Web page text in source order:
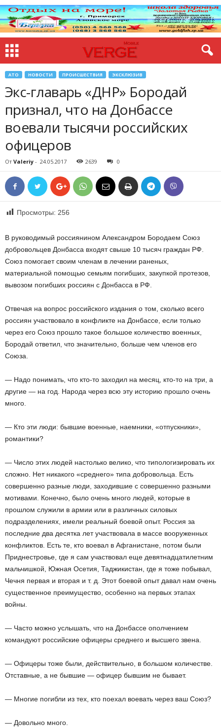
АТО НОВОСТИ ПРОИСШЕСТВИЯ ЭКСКЛЮЗИВ
Экс-главарь «ДНР» Бородай
признал, что на Донбассе
воевали тысячи российских
офицеров
От Valeriy - 24.05.2017 2639 0
Просмотры: 256
В руководимый россиянином Александром Бородаем Союз
добровольцев Донбасса входят свыше 10 тысяч граждан РФ.
Союз помогает своим членам в лечении раненых,
материальной помощью семьям погибших, закупкой протезов,
вывозом погибших россиян с Донбасса в РФ.
Отвечая на вопрос российского издания о том, сколько всего
россиян участвовало в конфликте на Донбассе, если только
через его Союз прошло такое большое количество военных,
Бородай ответил, что значительно, больше чем членов его
Союза.
— Надо понимать, что кто-то заходил на месяц, кто-то на три, а
другие — на год. Народа через всю эту историю прошло очень
много.
— Кто эти люди: бывшие военные, наемники, «отпускники»,
романтики?
— Число этих людей настолько велико, что типологизировать их
сложно. Нет никакого «среднего» типа добровольца. Есть
совершенно разные люди, заходившие с совершенно разными
мотивами. Конечно, было очень много людей, которые в
прошлом служили в армии или в различных силовых
подразделениях, имели реальный боевой опыт. Россия за
последние два десятка лет участвовала в массе вооруженных
конфликтов. Есть те, кто воевал в Афганистане, потом были
Приднестровье, где я сам участвовал еще девятнадцатилетним
мальчишкой, Южная Осетия, Таджикистан, где я тоже побывал,
Чечня первая и вторая и т. д. Этот боевой опыт давал нам очень
существенное преимущество, особенно на первых этапах
войны.
— Часто можно услышать, что на Донбассе ополчением
командуют российские офицеры среднего и высшего звена.
— Офицеры тоже были, действительно, в большом количестве.
Отставные, а не бывшие — офицер бывшим не бывает.
— Многие погибли из тех, кто поехал воевать через ваш Союз?
— Довольно много.